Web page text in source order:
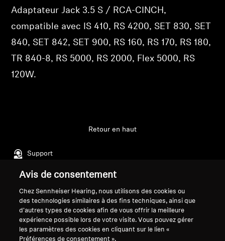
Support
Adaptateur Jack 3.5 S / RCA-CINCH,
compatible avec IS 410, RS 4200, SET 830, SET
840, SET 842, SET 900, RS 160, RS 170, RS 180,
TR 840-8, RS 5000, RS 2000, Flex 5000, RS
120W.
Support
Retour en haut
Mentions légales
Politique de confidentialité
générale
Conditions générales de vente en
Notre entreprise
À propos de nous
Carrière chez Sonova
Contacts presse
Avis de consentement
Chez Sennheiser Hearing, nous utilisons des cookies ou
des technologies similaires à des fins techniques, ainsi que
d'autres types de cookies afin de vous offrir la meilleure
expérience possible lors de votre visite. Vous pouvez gérer
les paramètres des cookies en cliquant sur le lien «
Préférences de consentement ».
des produits à votre liste de souhaits et afficher
vos articles précédemment enregistrés.